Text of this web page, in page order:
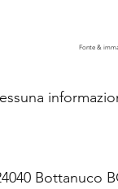
Fonte &
Bottanuco